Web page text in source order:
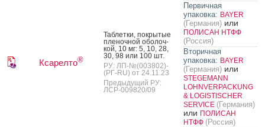
Ксарелто®
Таб­летки, пок­ры­тые
пле­ноч­ной обо­лоч­
кой, 10 мг: 5, 10, 28,
30, 98 или 100 шт.
РУ: ЛП-№(003802)-
(РГ-RU) от 24.11.23
Предыдущий РУ:
ЛСР-009820/09
Первичная
упаковка: BAYER
(Германия) или
ПОЛИСАН НТФФ
(Россия)
Вторичная
упаковка: BAYER
(Германия) или
STEGEMANN
LOHNVERPACKUNG
& LOGISTISCHER
SERVICE (Германия)
или ПОЛИСАН
НТФФ (Россия)